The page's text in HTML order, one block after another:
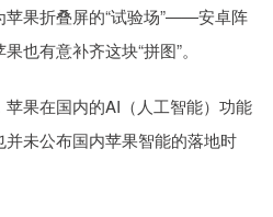
苹果折叠屏的“试验场”——安卓阵
也有意补齐这块“拼图”。
果在国内的AI（人工智能）功能
未公布国内苹果智能的落地时